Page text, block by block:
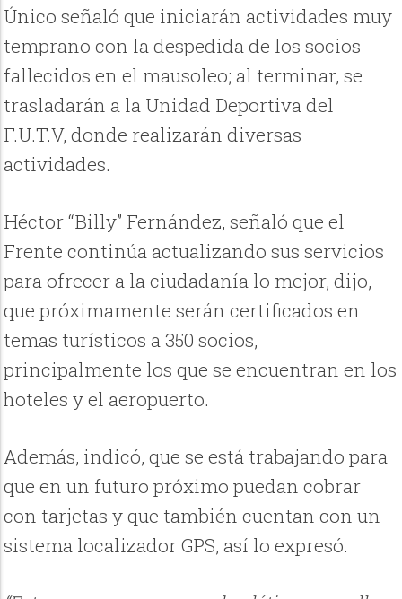
Único señaló que iniciarán actividades muy
temprano con la despedida de los socios
fallecidos en el mausoleo; al terminar, se
trasladarán a la Unidad Deportiva del
F.U.T.V, donde realizarán diversas
actividades.
Héctor “Billy” Fernández, señaló que el
Frente continúa actualizando sus servicios
para ofrecer a la ciudadanía lo mejor, dijo,
que próximamente serán certificados en
temas turísticos a 350 socios,
principalmente los que se encuentran en los
hoteles y el aeropuerto.
Además, indicó, que se está trabajando para
que en un futuro próximo puedan cobrar
con tarjetas y que también cuentan con un
sistema localizador GPS, así lo expresó.